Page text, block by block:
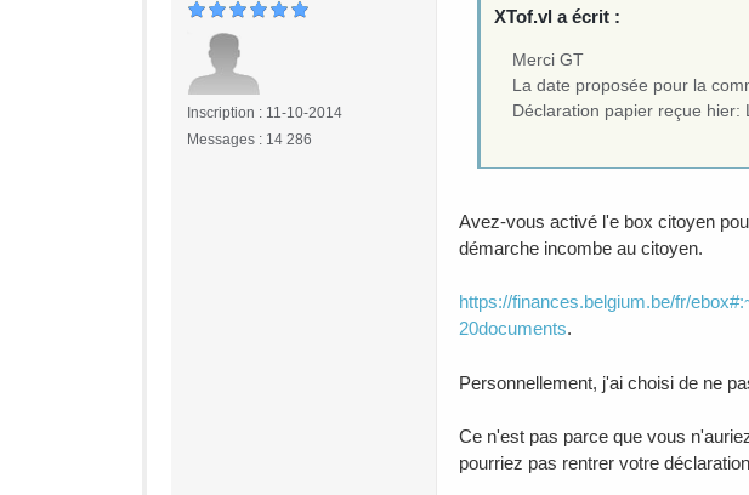
Inscription : 11-10-2014
Messages : 14 286
XTof.vl a écrit :
Merci GT
La date proposée pour la
Déclaration papier reçue
Avez-vous activé l'e box citoyen
démarche incombe au citoyen.
https://finances.belgium.be/fr/
20documents.
Personnellement, j'ai choisi de ne
Ce n'est pas parce que vous
pourriez pas rentrer votre